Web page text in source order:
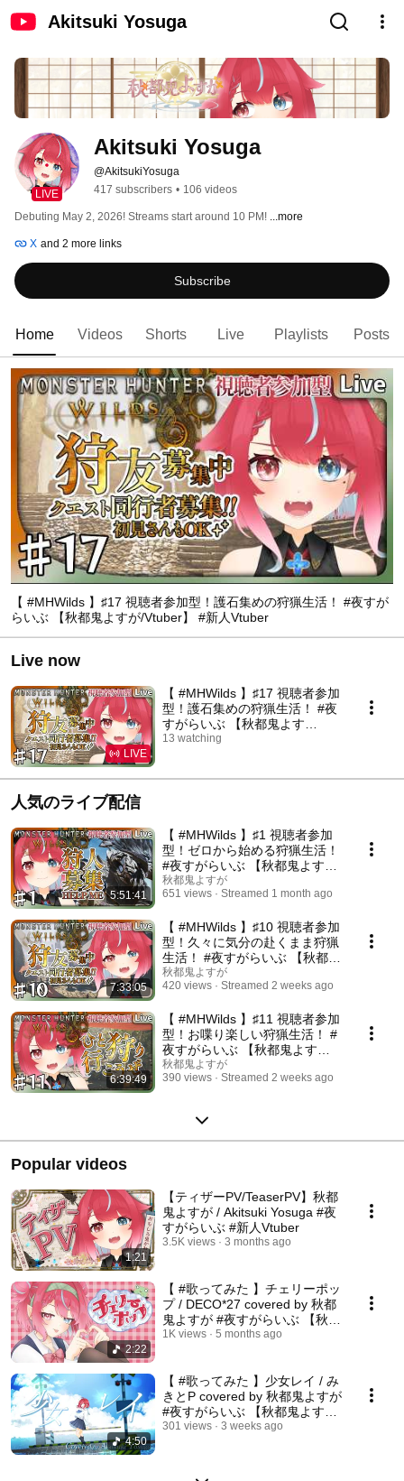
Akitsuki Yosuga
LIVE
Akitsuki Yosuga
@AkitsukiYosuga
417 subscribers • 106 videos
Debuting May 2, 2026! Streams start around 10 PM! ...more
X and 2 more links
Subscribe
Home Videos Shorts Live Playlists Posts
【 #MHWilds 】♯17 視聴者参加型！護石集めの狩猟生活！ #夜すが
らいぶ 【秋都鬼よすが/Vtuber】 #新人Vtuber
Live now
LIVE
【 #MHWilds 】♯17 視聴者参加
型！護石集めの狩猟生活！ #夜
すがらいぶ 【秋都鬼よす
が/Vtuber】 #新人Vtuber
13 watching
人気のライブ配信
5:51:41
【 #MHWilds 】♯1 視聴者参加
型！ゼロから始める狩猟生活！
#夜すがらいぶ 【秋都鬼よす
が/Vtuber】 #新人Vtuber
秋都鬼よすが
651 views
Streamed 1 month ago
7:33:05
【 #MHWilds 】♯10 視聴者参加
型！久々に気分の赴くまま狩猟
生活！ #夜すがらいぶ 【秋都鬼
よすが/Vtuber】 #新人Vtuber
秋都鬼よすが
420 views
Streamed 2 weeks ago
6:39:49
【 #MHWilds 】♯11 視聴者参加
型！お喋り楽しい狩猟生活！ #
夜すがらいぶ 【秋都鬼よす
が/Vtuber】 #新人Vtuber
秋都鬼よすが
390 views
Streamed 2 weeks ago
Popular videos
1:21
【ティザーPV/TeaserPV】秋都
鬼よすが / Akitsuki Yosuga #夜
すがらいぶ #新人Vtuber
3.5K views 3 months ago
2:22
【 #歌ってみた 】チェリーポッ
プ / DECO*27 covered by 秋都
鬼よすが #夜すがらいぶ 【秋都
鬼よすが/Vtuber】
1K views 5 months ago
4:50
【 #歌ってみた 】少女レイ / み
きとP covered by 秋都鬼よすが
#夜すがらいぶ 【秋都鬼よす
が/Vtuber】
301 views 3 weeks ago